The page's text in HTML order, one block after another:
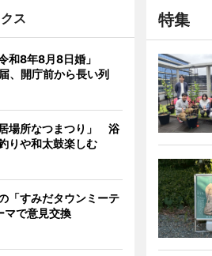
特集
ス
和8年8月8日婚」
、開庁前から長い列
場所なつまつり」 浴
りや和太鼓楽しむ
「すみだタウンミーテ
で意見交換